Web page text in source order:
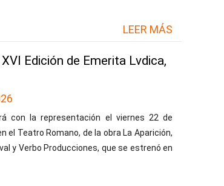
LEER MÁS
Edición de Emerita Lvdica,
con la representación el viernes 22 de
el Teatro Romano, de la obra La Aparición,
y Verbo Producciones, que se estrenó en